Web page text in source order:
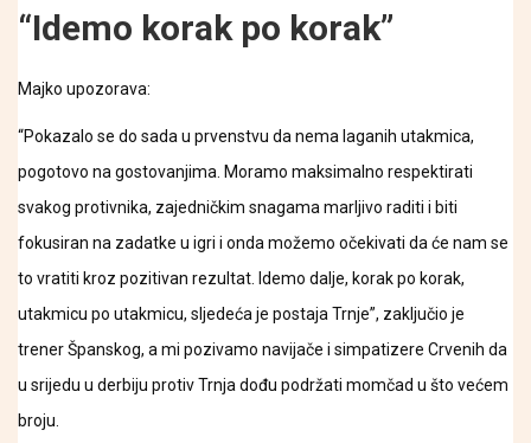
“Idemo korak po korak”
Majko upozorava:
“Pokazalo se do sada u prvenstvu da nema laganih utakmica,
pogotovo na gostovanjima. Moramo maksimalno respektirati
svakog protivnika, zajedničkim snagama marljivo raditi i biti
fokusiran na zadatke u igri i onda možemo očekivati da će nam se
to vratiti kroz pozitivan rezultat. Idemo dalje, korak po korak,
utakmicu po utakmicu, sljedeća je postaja Trnje”, zaključio je
trener Španskog, a mi pozivamo navijače i simpatizere Crvenih da
u srijedu u derbiju protiv Trnja dođu podržati momčad u što većem
broju.